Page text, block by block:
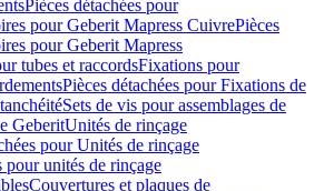
Pièces détachées pour
pour Geberit Mapress CuivrePièces
pour Geberit Mapress
tubes et raccordsFixations pour
Pièces détachées pour Fixations de
Sets de vis pour assemblages de
GeberitUnités de rinçage
pour Unités de rinçage
pour unités de rinçage
Couvertures et plaques de